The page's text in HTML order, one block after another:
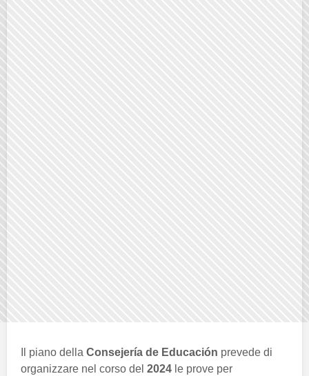
Il piano della Consejería de Educación prevede di
organizzare nel corso del 2024 le prove per